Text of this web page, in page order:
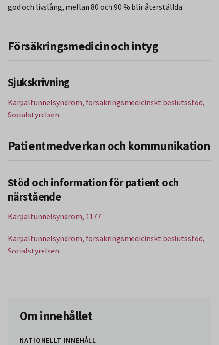
god och livslång, mellan 80 och 90 % blir återställda.
Försäkringsmedicin och intyg
Sjukskrivning
Karpaltunnelsyndrom, försäkringsmedicinskt beslutsstöd,
Socialstyrelsen
Patientmedverkan och kommunikation
Stöd och information för patient och
närstående
Karpaltunnelsyndrom, 1177
Karpaltunnelsyndrom, försäkringsmedicinskt beslutsstöd,
Socialstyrelsen
Om innehållet
NATIONELLT INNEHÅLL